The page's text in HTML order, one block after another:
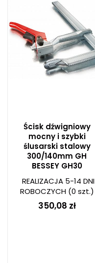
Ścisk dźwigniowy
mocny i szybki
ślusarski stalowy
300/140mm GH
BESSEY GH30
REALIZACJA 5-14 DNI
ROBOCZYCH(0 szt.)
350,08 zł